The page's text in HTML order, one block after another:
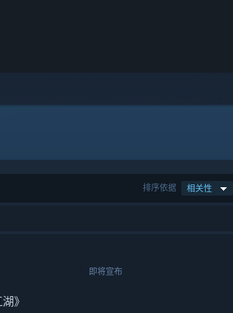
排序依据 相关性
即将宣布
》